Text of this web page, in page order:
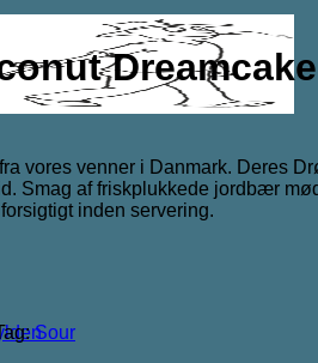
Dreamcake
vores venner i Danmark. Deres
Smag af friskplukkede jordbær
inden servering.
Sour